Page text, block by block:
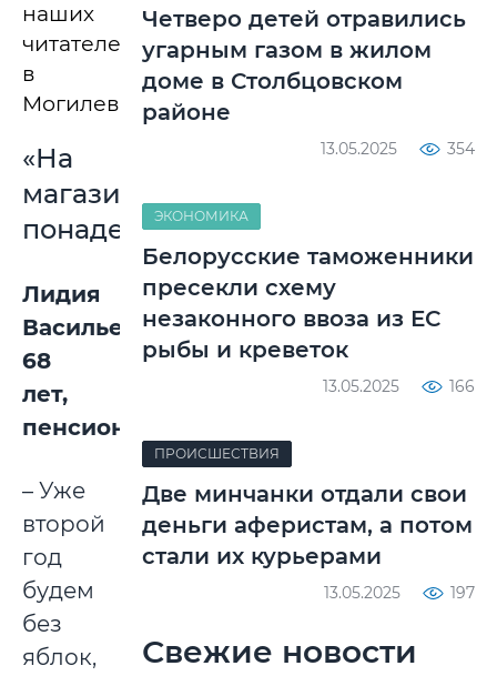
наших
читателей
в
Могилеве.
«На
магазин
понадеешься…»
Лидия
Васильевна,
68
лет,
пенсионерка:
– Уже
второй
год
будем
без
яблок,
Четверо детей отравились
угарным газом в жилом
доме в Столбцовском
районе
13.05.2025 354
ЭКОНОМИКА
Белорусские таможенники
пресекли схему
незаконного ввоза из ЕС
рыбы и креветок
13.05.2025 166
ПРОИСШЕСТВИЯ
Две минчанки отдали свои
деньги аферистам, а потом
стали их курьерами
13.05.2025 197
Свежие новости